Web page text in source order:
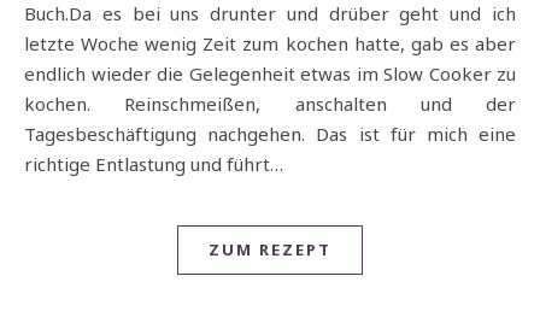
Buch.Da es bei uns drunter und drüber geht und ich
letzte Woche wenig Zeit zum kochen hatte, gab es aber
endlich wieder die Gelegenheit etwas im Slow Cooker zu
kochen. Reinschmeißen, anschalten und der
Tagesbeschäftigung nachgehen. Das ist für mich eine
richtige Entlastung und führt…
ZUM REZEPT